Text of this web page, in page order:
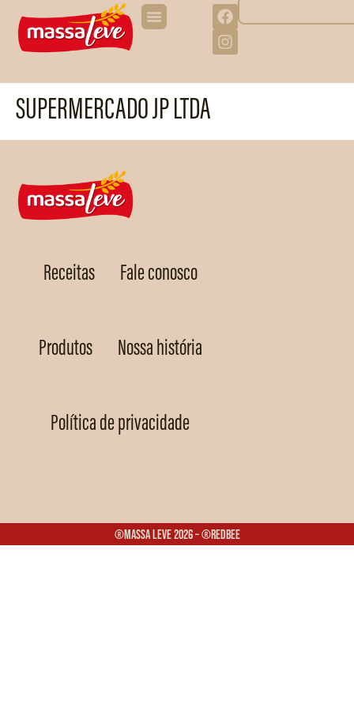
SUPERMERCADO JP LTDA
Receitas Fale conosco
Produtos Nossa história
Política de privacidade
®Massa Leve 2026 – ®Redbee